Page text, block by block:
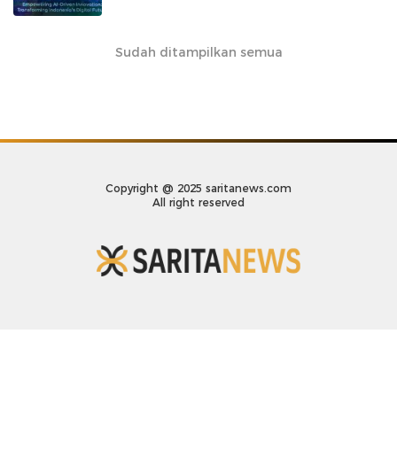
Sudah ditampilkan semua
Copyright @ 2025 saritanews.com
All right reserved